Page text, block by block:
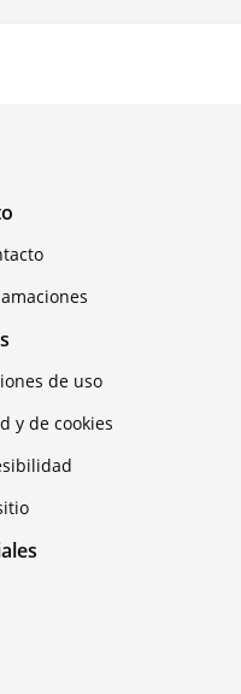
de uso
y de cookies